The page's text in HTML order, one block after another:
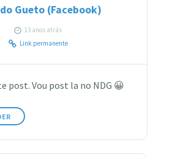
Gueto (Facebook)
13 anos atrás
Link permanente
post. Vou post la no NDG 😀